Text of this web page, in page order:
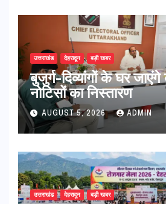
उत्तराखंड देहरादून बड़ी खबर
बुजुर्ग-दिव्यांगों के घर
नोटिसों का निस्तारण
AUGUST 5, 2026 ADMIN
उत्तराखंड देहरादून बड़ी खबर